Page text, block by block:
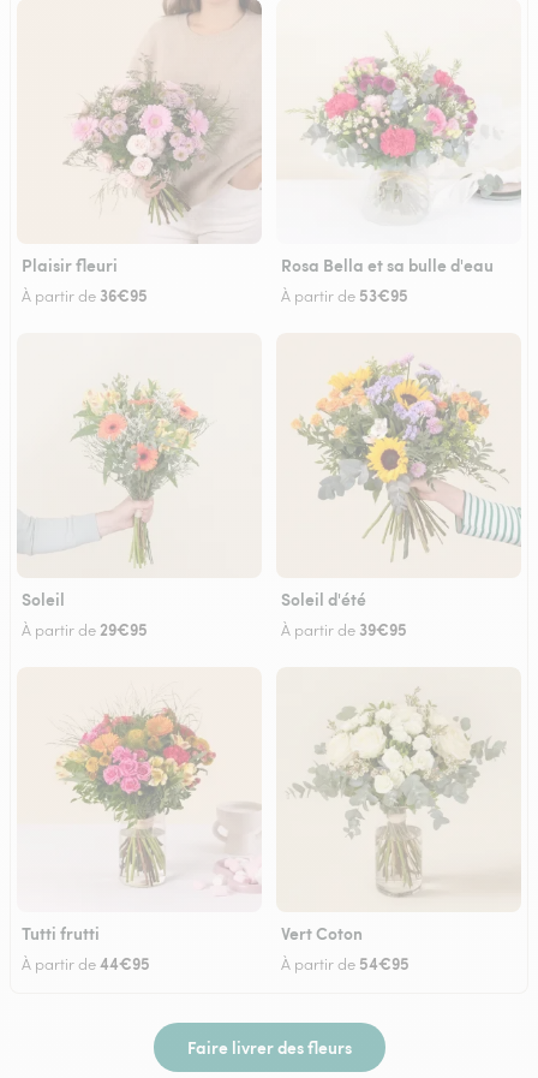
Plaisir fleuri
À partir de 36€95
Rosa Bella et sa bulle d'eau
À partir de 53€95
Soleil
À partir de29€95
Soleil d'été
À partir de 39€95
Tutti frutti
À partir de44€95
Vert Coton
À partir de 54€95
Faire livrer des fleurs